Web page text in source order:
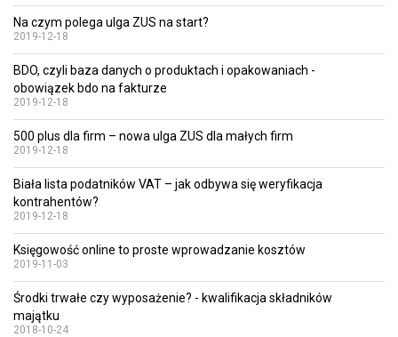
Na czym polega ulga ZUS na start?
2019-12-18
BDO, czyli baza danych o produktach i opakowaniach -
obowiązek bdo na fakturze
2019-12-18
500 plus dla firm – nowa ulga ZUS dla małych firm
2019-12-18
Biała lista podatników VAT – jak odbywa się weryfikacja
kontrahentów?
2019-12-18
Księgowość online to proste wprowadzanie kosztów
2019-11-03
Środki trwałe czy wyposażenie? - kwalifikacja składników
majątku
2018-10-24